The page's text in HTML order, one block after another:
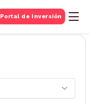
Portal de Inversión